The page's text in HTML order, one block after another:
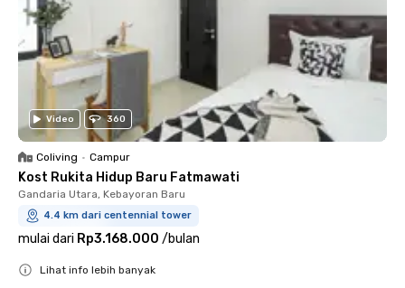
Video 360
Coliving • Campur
Kost Rukita Hidup Baru Fatmawati
Gandaria Utara, Kebayoran Baru
4.4 km dari centennial tower
mulai dari Rp3.168.000 /bulan
Lihat info lebih banyak